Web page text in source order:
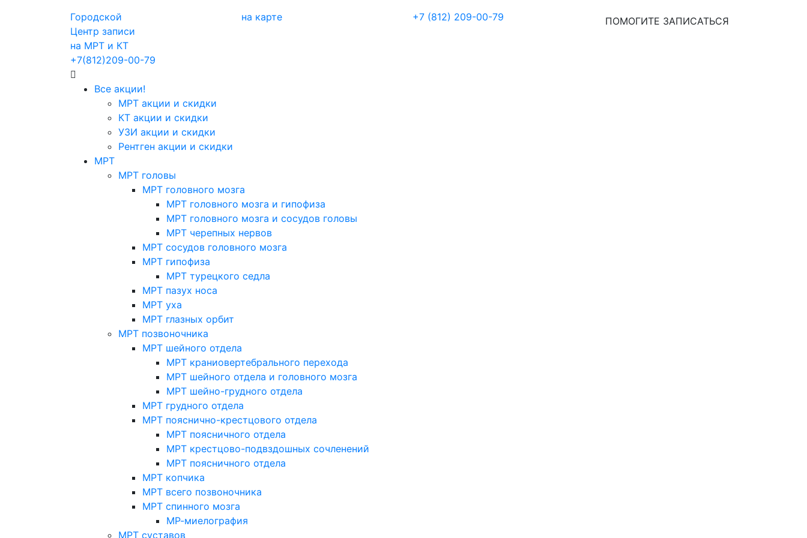
Городской
Центр записи
на МРТ и КТ
+7(812)209-00-79
на карте +7 (812) 209-00-79 ПОМОГИТЕ ЗАПИСАТЬСЯ
Все акции!
МРТ акции и скидки
КТ акции и скидки
УЗИ акции и скидки
Рентген акции и скидки
МРТ
МРТ головы
МРТ головного мозга
МРТ головного мозга и гипофиза
МРТ головного мозга и сосудов головы
МРТ черепных нервов
МРТ сосудов головного мозга
МРТ гипофиза
МРТ турецкого седла
МРТ пазух носа
МРТ уха
МРТ глазных орбит
МРТ позвоночника
МРТ шейного отдела
МРТ краниовертебрального перехода
МРТ шейного отдела и головного мозга
МРТ шейно-грудного отдела
МРТ грудного отдела
МРТ пояснично-крестцового отдела
МРТ поясничного отдела
МРТ крестцово-подвздошных сочленений
МРТ поясничного отдела
МРТ копчика
МРТ всего позвоночника
МРТ спинного мозга
МР-миелография
МРТ суставов